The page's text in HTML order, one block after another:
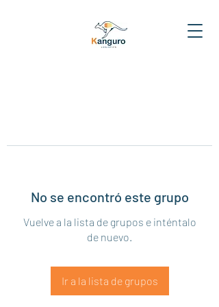
No se encontró este grupo
Vuelve a la lista de grupos e inténtalo
de nuevo.
Ir a la lista de grupos